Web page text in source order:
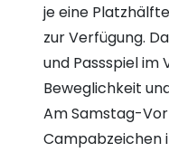
je eine
zur Verfügung.
und Passspiel im
Beweglichkeit
Am Samstag-
Campabzeichen